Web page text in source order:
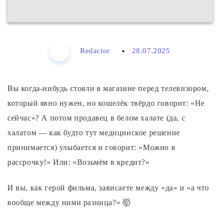
Redactor 28.07.2025
Вы когда-нибудь стояли в магазине перед телевизором,
который явно нужен, но кошелёк твёрдо говорит: «Не
сейчас»? А потом продавец в белом халате (да, с
халатом — как будто тут медицинское решение
принимается) улыбается и говорит: «Можно в
рассрочку!» Или: «Возьмём в кредит?»
И вы, как герой фильма, зависаете между «да» и «а что
вообще между ними разница?» 🤯